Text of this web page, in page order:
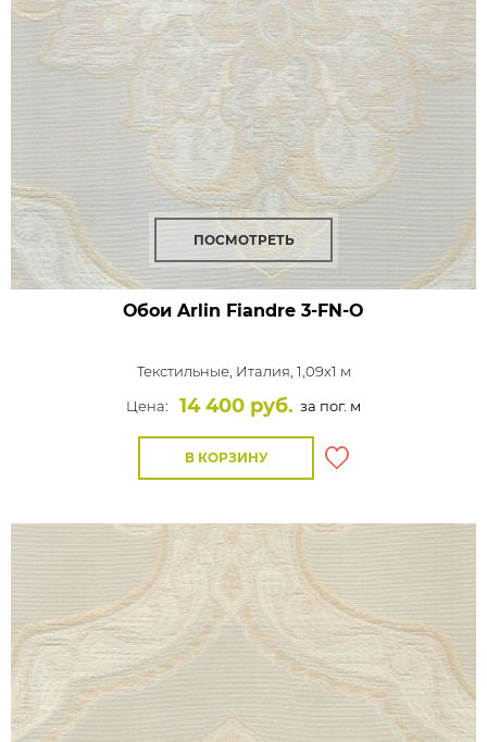
ПОСМОТРЕТЬ
Обои Arlin Fiandre 3-FN-O
Текстильные, Италия, 1,09x1 м
Цена:
14 400 руб. за пог. м
В КОРЗИНУ